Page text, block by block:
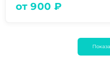
от 900 ₽